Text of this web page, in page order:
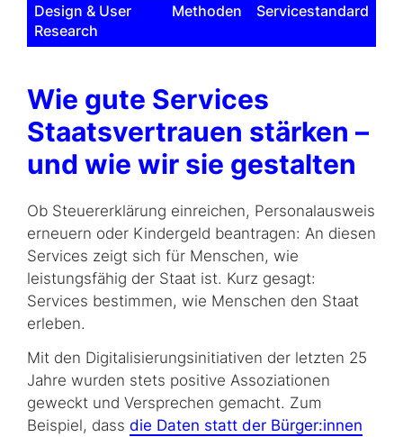
Design & User
Research
Methoden Servicestandard
Wie gute Services
Staatsvertrauen stärken –
und wie wir sie gestalten
Ob Steuererklärung einreichen, Personalausweis
erneuern oder Kindergeld beantragen: An diesen
Services zeigt sich für Menschen, wie
leistungsfähig der Staat ist. Kurz gesagt:
Services bestimmen, wie Menschen den Staat
erleben.
Mit den Digitalisierungsinitiativen der letzten 25
Jahre wurden stets positive Assoziationen
geweckt und Versprechen gemacht. Zum
Beispiel, dass die Daten statt der Bürger:innen